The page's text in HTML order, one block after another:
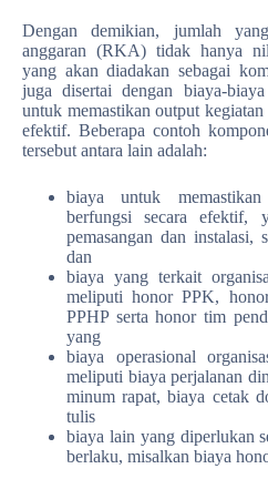
Dengan demikian, jumlah
anggaran (RKA) tidak hanya
yang akan diadakan sebagai
juga disertai dengan biaya-
untuk memastikan output kegiatan
efektif. Beberapa contoh
tersebut antara lain adalah:
biaya untuk
berfungsi secara efektif,
pemasangan dan instalasi,
dan
biaya yang terkait
meliputi honor PPK,
PPHP serta honor tim
yang
biaya operasional
meliputi biaya perjalanan
minum rapat, biaya cetak
tulis
biaya lain yang diperlukan
berlaku, misalkan biaya